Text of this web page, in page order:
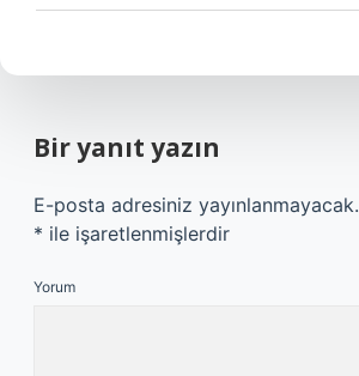
Bir yanıt yazın
E-posta adresiniz yayınlanmayacak.
* ile işaretlenmişlerdir
Yorum